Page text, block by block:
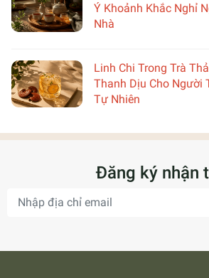
Ý Khoảnh Khắc Nghỉ
Nhà
Linh Chi Trong Trà
Thanh Dịu Cho Người
Tự Nhiên
Đăng ký nhận